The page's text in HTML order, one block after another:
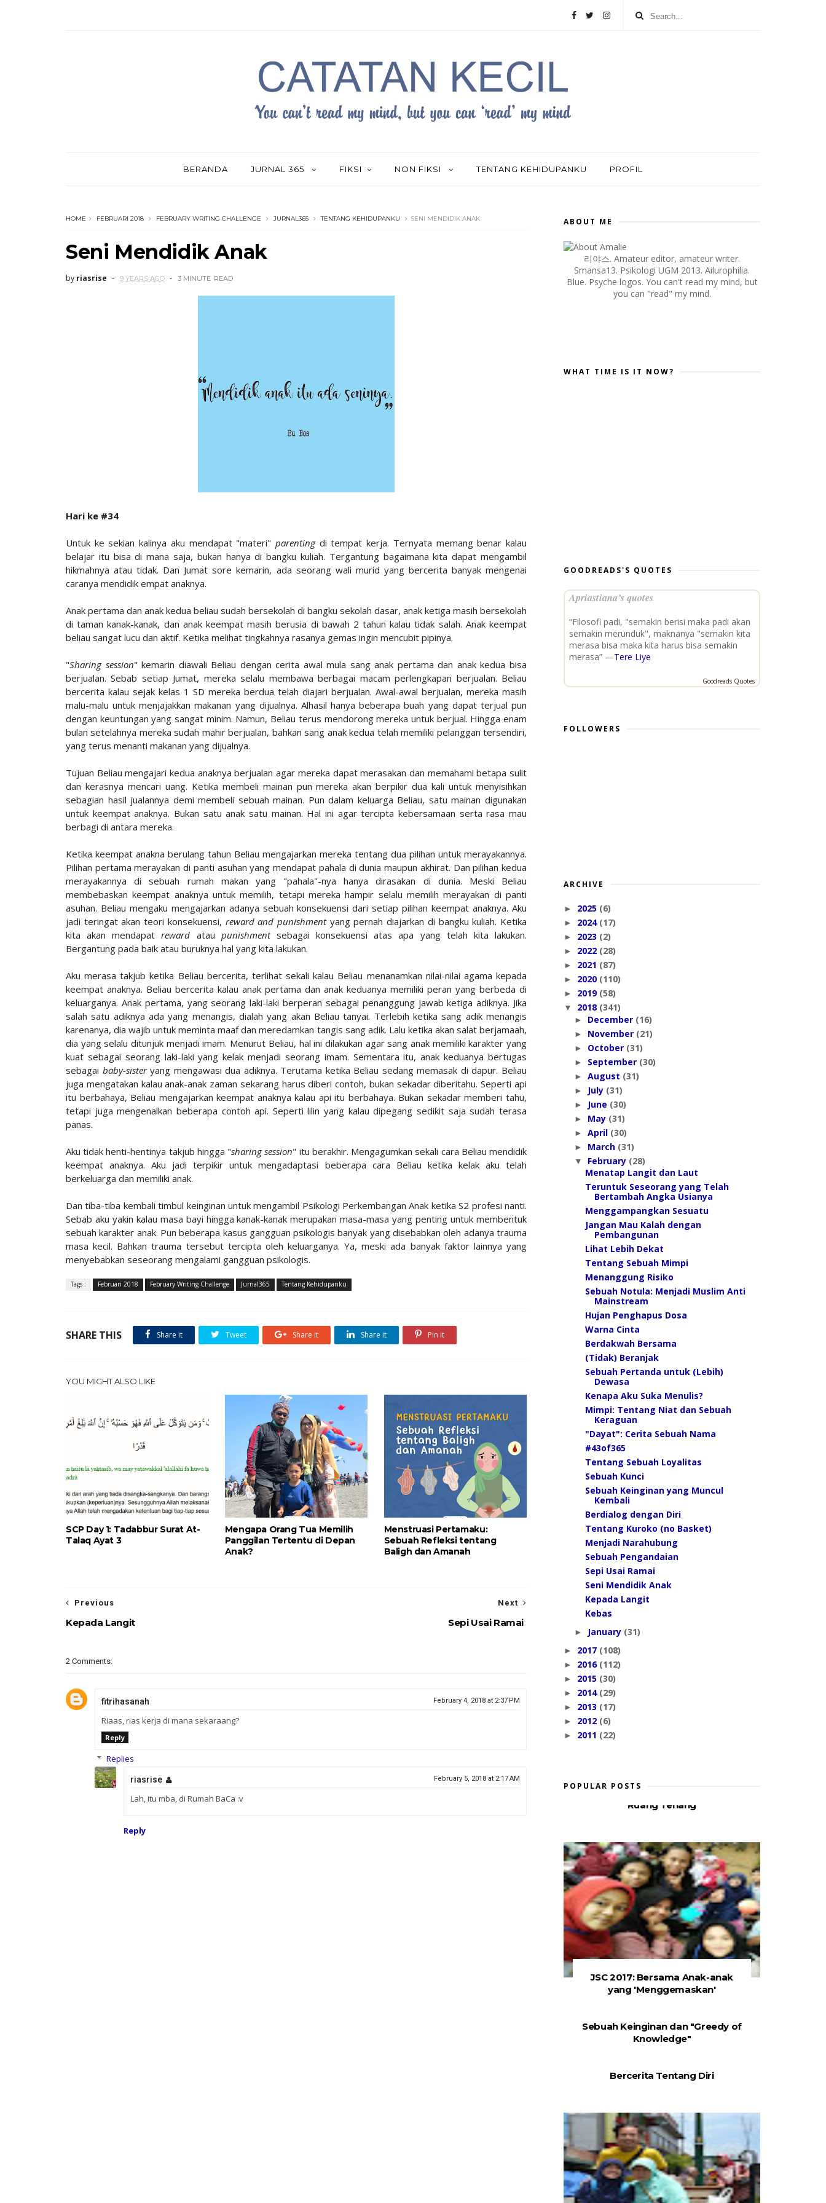
BERANDA JURNAL 365 FIKSI NON FIKSI TENTANG KEHIDUPANKU PROFIL
HOME FEBRUARI 2018 FEBRUARY WRITING CHALLENGE JURNAL365 TENTANG KEHIDUPANKU SENI MENDIDIK ANAK
Seni Mendidik Anak
by riasrise 9 YEARS AGO 3 MINUTE READ
Hari ke #34
Untuk ke sekian kalinya aku mendapat "materi" parenting di tempat kerja. Ternyata memang benar kalau
belajar itu bisa di mana saja, bukan hanya di bangku kuliah. Tergantung bagaimana kita dapat mengambil
hikmahnya atau tidak. Dan Jumat sore kemarin, ada seorang wali murid yang bercerita banyak mengenai
caranya mendidik empat anaknya.
Anak pertama dan anak kedua beliau sudah bersekolah di bangku sekolah dasar, anak ketiga masih bersekolah
di taman kanak-kanak, dan anak keempat masih berusia di bawah 2 tahun kalau tidak salah. Anak keempat
beliau sangat lucu dan aktif. Ketika melihat tingkahnya rasanya gemas ingin mencubit pipinya.
"Sharing session" kemarin diawali Beliau dengan cerita awal mula sang anak pertama dan anak kedua bisa
berjualan. Sebab setiap Jumat, mereka selalu membawa berbagai macam perlengkapan berjualan. Beliau
bercerita kalau sejak kelas 1 SD mereka berdua telah diajari berjualan. Awal-awal berjualan, mereka masih
malu-malu untuk menjajakkan makanan yang dijualnya. Alhasil hanya beberapa buah yang dapat terjual pun
dengan keuntungan yang sangat minim. Namun, Beliau terus mendorong mereka untuk berjual. Hingga enam
bulan setelahnya mereka sudah mahir berjualan, bahkan sang anak kedua telah memiliki pelanggan tersendiri,
yang terus menanti makanan yang dijualnya.
Tujuan Beliau mengajari kedua anaknya berjualan agar mereka dapat merasakan dan memahami betapa sulit
dan kerasnya mencari uang. Ketika membeli mainan pun mereka akan berpikir dua kali untuk menyisihkan
sebagian hasil jualannya demi membeli sebuah mainan. Pun dalam keluarga Beliau, satu mainan digunakan
untuk keempat anaknya. Bukan satu anak satu mainan. Hal ini agar tercipta kebersamaan serta rasa mau
berbagi di antara mereka.
Ketika keempat anakna berulang tahun Beliau mengajarkan mereka tentang dua pilihan untuk merayakannya.
Pilihan pertama merayakan di panti asuhan yang mendapat pahala di dunia maupun akhirat. Dan pilihan kedua
merayakannya di sebuah rumah makan yang "pahala"-nya hanya dirasakan di dunia. Meski Beliau
membebaskan keempat anaknya untuk memilih, tetapi mereka hampir selalu memilih merayakan di panti
asuhan. Beliau mengaku mengajarkan adanya sebuah konsekuensi dari setiap pilihan keempat anaknya. Aku
jadi teringat akan teori konsekuensi, reward and punishment yang pernah diajarkan di bangku kuliah. Ketika
kita akan mendapatreward atau punishment sebagai konsekuensi atas apa yang telah kita lakukan.
Bergantung pada baik atau buruknya hal yang kita lakukan.
Aku merasa takjub ketika Beliau bercerita, terlihat sekali kalau Beliau menanamkan nilai-nilai agama kepada
keempat anaknya. Beliau bercerita kalau anak pertama dan anak keduanya memiliki peran yang berbeda di
keluarganya. Anak pertama, yang seorang laki-laki berperan sebagai penanggung jawab ketiga adiknya. Jika
salah satu adiknya ada yang menangis, dialah yang akan Beliau tanyai. Terlebih ketika sang adik menangis
karenanya, dia wajib untuk meminta maaf dan meredamkan tangis sang adik. Lalu ketika akan salat berjamaah,
dia yang selalu ditunjuk menjadi imam. Menurut Beliau, hal ini dilakukan agar sang anak memiliki karakter yang
kuat sebagai seorang laki-laki yang kelak menjadi seorang imam. Sementara itu, anak keduanya bertugas
sebagai baby-sisteryang mengawasi dua adiknya. Terutama ketika Beliau sedang memasak di dapur. Beliau
juga mengatakan kalau anak-anak zaman sekarang harus diberi contoh, bukan sekadar diberitahu. Seperti api
itu berbahaya, Beliau mengajarkan keempat anaknya kalau api itu berbahaya. Bukan sekadar memberi tahu,
tetapi juga mengenalkan beberapa contoh api. Seperti lilin yang kalau dipegang sedikit saja sudah terasa
panas.
Aku tidak henti-hentinya takjub hingga "sharing session" itu berakhir. Mengagumkan sekali cara Beliau mendidik
keempat anaknya. Aku jadi terpikir untuk mengadaptasi beberapa cara Beliau ketika kelak aku telah
berkeluarga dan memiliki anak.
Dan tiba-tiba kembali timbul keinginan untuk mengambil Psikologi Perkembangan Anak ketika S2 profesi nanti.
Sebab aku yakin kalau masa bayi hingga kanak-kanak merupakan masa-masa yang penting untuk membentuk
sebuah karakter anak. Pun beberapa kasus gangguan psikologis banyak yang disebabkan oleh adanya trauma
masa kecil. Bahkan trauma tersebut tercipta oleh keluarganya. Ya, meski ada banyak faktor lainnya yang
menyebabkan seseorang mengalami gangguan psikologis.
Tags : Februari 2018 February Writing Challenge Jurnal365 Tentang Kehidupanku
SHARE THIS Share it Tweet Share it Share it Pin it
YOU MIGHT ALSO LIKE
SCP Day 1: Tadabbur Surat At-
Talaq Ayat 3
Mengapa Orang Tua Memilih
Panggilan Tertentu di Depan
Anak?
Menstruasi Pertamaku:
Sebuah Refleksi tentang
Baligh dan Amanah
Next
Sepi Usai Ramai
Previous
Kepada Langit
2 Comments:
fitrihasanah February 4, 2018 at 2:37 PM
Riaas, rias kerja di mana sekaraang?
Reply
Replies
riasrise February 5, 2018 at 2:17 AM
Lah, itu mba, di Rumah BaCa :v
Reply
ABOUT ME
리야스. Amateur editor, amateur writer.
Smansa13. Psikologi UGM 2013. Ailurophilia.
Blue. Psyche logos. You can't read my mind, but
you can "read" my mind.
WHAT TIME IS IT NOW?
GOODREADS'S QUOTES
Apriastiana’s quotes
“Filosofi padi, "semakin berisi maka padi akan
semakin merunduk", maknanya "semakin kita
merasa bisa maka kita harus bisa semakin
merasa” —Tere Liye
Goodreads Quotes
FOLLOWERS
ARCHIVE
► 2025 (6)
► 2024 (17)
► 2023 (2)
► 2022 (28)
► 2021 (87)
► 2020 (110)
► 2019 (58)
▼ 2018 (341)
► December (16)
► November (21)
► October (31)
► September (30)
► August (31)
► July (31)
► June (30)
► May (31)
► April (30)
► March (31)
▼ February (28)
Menatap Langit dan Laut
Teruntuk Seseorang yang Telah
Bertambah Angka Usianya
Menggampangkan Sesuatu
Jangan Mau Kalah dengan
Pembangunan
Lihat Lebih Dekat
Tentang Sebuah Mimpi
Menanggung Risiko
Sebuah Notula: Menjadi Muslim Anti
Mainstream
Hujan Penghapus Dosa
Warna Cinta
Berdakwah Bersama
(Tidak) Beranjak
Sebuah Pertanda untuk (Lebih)
Dewasa
Kenapa Aku Suka Menulis?
Mimpi: Tentang Niat dan Sebuah
Keraguan
"Dayat": Cerita Sebuah Nama
#43of365
Tentang Sebuah Loyalitas
Sebuah Kunci
Sebuah Keinginan yang Muncul
Kembali
Berdialog dengan Diri
Tentang Kuroko (no Basket)
Menjadi Narahubung
Sebuah Pengandaian
Sepi Usai Ramai
Seni Mendidik Anak
Kepada Langit
Kebas
► January (31)
► 2017 (108)
► 2016 (112)
► 2015 (30)
► 2014 (29)
► 2013 (17)
► 2012 (6)
► 2011 (22)
POPULAR POSTS
Ruang Tenang
JSC 2017: Bersama Anak-anak
yang 'Menggemaskan'
Sebuah Keinginan dan "Greedy of
Knowledge"
Bercerita Tentang Diri